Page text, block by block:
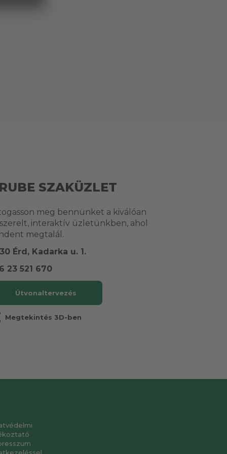
SZAKÜZLET
meg bennünket a kiválóan
interaktív üzletünkben, ahol
megtalál.
Érd, Kadarka u. 1.
23 521 670
Útvonaltervezés
Megtekintés 3D-ben